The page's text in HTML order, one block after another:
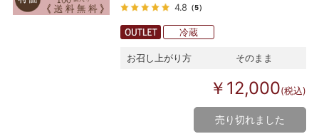
4.8 （5）
冷蔵
お召し上がり方 そのまま
￥12,000(税込)
売り切れました